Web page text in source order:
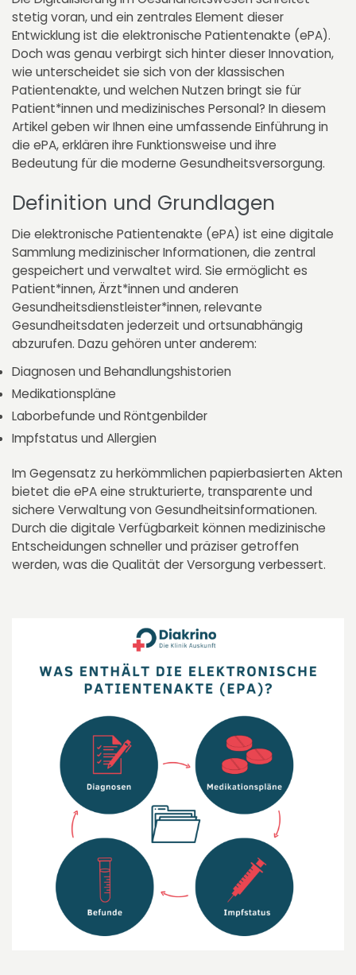
stetig voran, und ein zentrales Element dieser
Entwicklung ist die elektronische Patientenakte (ePA).
Doch was genau verbirgt sich hinter dieser Innovation,
wie unterscheidet sie sich von der klassischen
Patientenakte, und welchen Nutzen bringt sie für
Patient*innen und medizinisches Personal? In diesem
Artikel geben wir Ihnen eine umfassende Einführung in
die ePA, erklären ihre Funktionsweise und ihre
Bedeutung für die moderne Gesundheitsversorgung.
Definition und Grundlagen
Die elektronische Patientenakte (ePA) ist eine digitale
Sammlung medizinischer Informationen, die zentral
gespeichert und verwaltet wird. Sie ermöglicht es
Patient*innen, Ärzt*innen und anderen
Gesundheitsdienstleister*innen, relevante
Gesundheitsdaten jederzeit und ortsunabhängig
abzurufen. Dazu gehören unter anderem:
Diagnosen und Behandlungshistorien
Medikationspläne
Laborbefunde und Röntgenbilder
Impfstatus und Allergien
Im Gegensatz zu herkömmlichen papierbasierten Akten
bietet die ePA eine strukturierte, transparente und
sichere Verwaltung von Gesundheitsinformationen.
Durch die digitale Verfügbarkeit können medizinische
Entscheidungen schneller und präziser getroffen
werden, was die Qualität der Versorgung verbessert.